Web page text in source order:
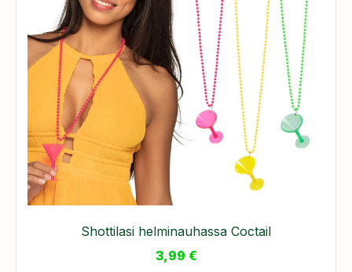
Shottilasi helminauhassa Coctail
3,99 €